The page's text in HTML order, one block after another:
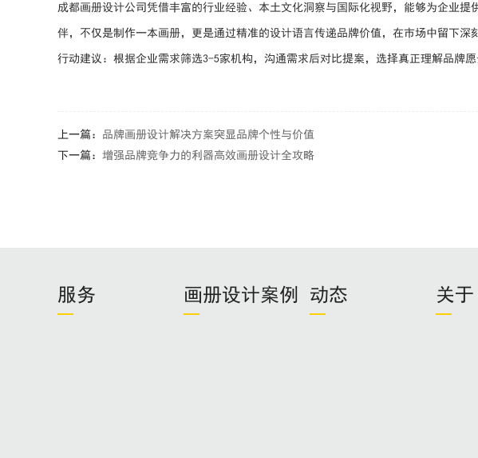
成都画册设计公司凭借丰富的行业经验、本土文化洞察与国际化视野，能够为企业
伴，不仅是制作一本画册，更是通过精准的设计语言传递品牌价值，在市场中留下深
行动建议：根据企业需求筛选3-5家机构，沟通需求后对比提案，选择真正理解品牌
上一篇： 品牌画册设计解决方案突显品牌个性与价值
下一篇： 增强品牌竞争力的利器高效画册设计全攻略
服务 画册设计案例 动态 关于